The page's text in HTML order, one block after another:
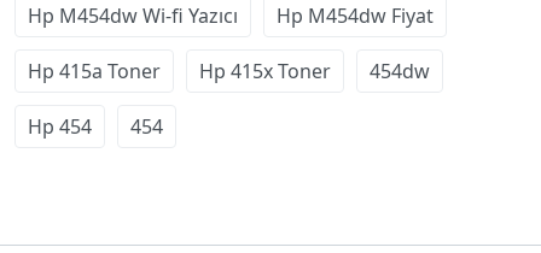
Hp M454dw Wi-fi Yazıcı Hp M454dw Fiyat
Hp 415a Toner Hp 415x Toner 454dw
Hp 454 454